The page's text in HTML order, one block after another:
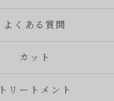
よくある質問
カット
トリートメント